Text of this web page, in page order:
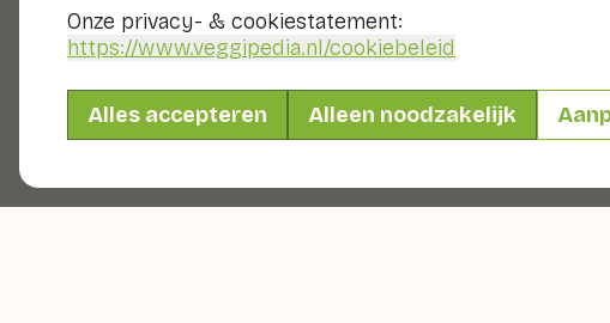
Onze privacy- & cookiestatement:
https://www.veggipedia.nl/cookiebeleid
Alles accepteren Alleen noodzakelijk